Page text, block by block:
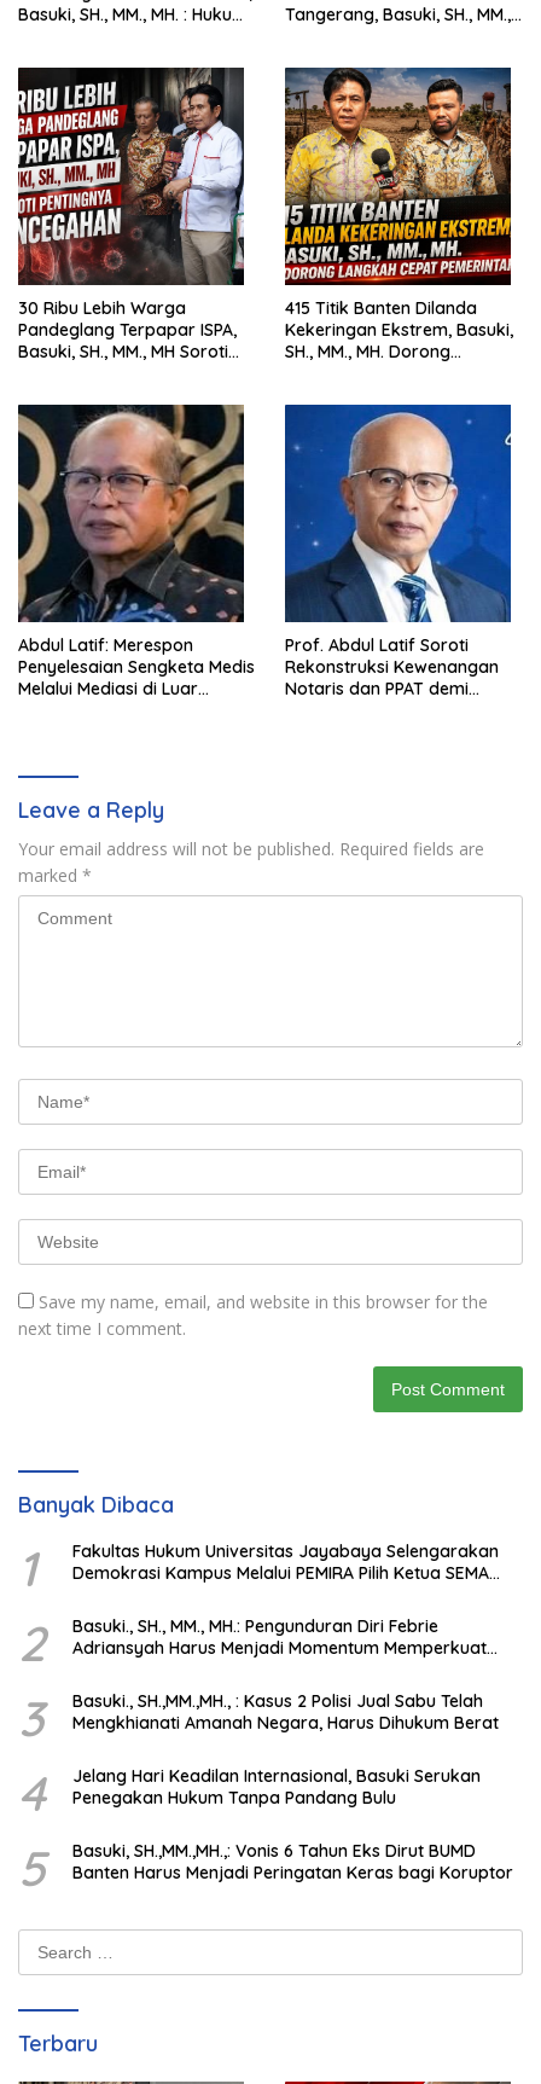
Basuki, SH., MM., MH. : Hukum
Tangerang, Basuki, SH., MM.,
30 Ribu Lebih Warga
Pandeglang Terpapar ISPA,
Basuki, SH., MM., MH Soroti
415 Titik Banten Dilanda
Kekeringan Ekstrem, Basuki,
SH., MM., MH. Dorong
Abdul Latif: Merespon
Penyelesaian Sengketa Medis
Melalui Mediasi di Luar
Prof. Abdul Latif Soroti
Rekonstruksi Kewenangan
Notaris dan PPAT demi
Leave a Reply
Your email address will not be published. Required fields are
marked *
Save my name, email, and website in this browser for the
next time I comment.
Banyak Dibaca
1
Fakultas Hukum Universitas Jayabaya Selengarakan
Demokrasi Kampus Melalui PEMIRA Pilih Ketua SEMA
2
Basuki., SH., MM., MH.: Pengunduran Diri Febrie
Adriansyah Harus Menjadi Momentum Memperkuat
3
Basuki., SH.,MM.,MH., : Kasus 2 Polisi Jual Sabu Telah
Mengkhianati Amanah Negara, Harus Dihukum Berat
4
Jelang Hari Keadilan Internasional, Basuki Serukan
Penegakan Hukum Tanpa Pandang Bulu
5
Basuki, SH.,MM.,MH.,: Vonis 6 Tahun Eks Dirut BUMD
Banten Harus Menjadi Peringatan Keras bagi Koruptor
Terbaru